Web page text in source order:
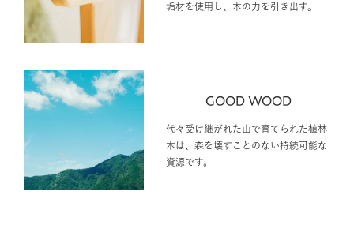
垢材を使用し、木の力を引き出す。
GOOD WOOD
代々受け継がれた山で育てられた植林
木は、森を壊すことのない持続可能な
資源です。